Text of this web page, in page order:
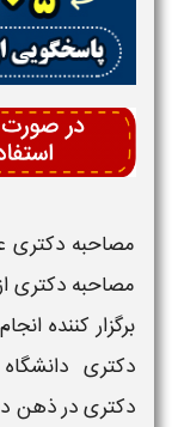
مصاحبه دکتری
مصاحبه دکتری
برگزار کننده
دکتری دانشگاه
دکتریدر ذهن